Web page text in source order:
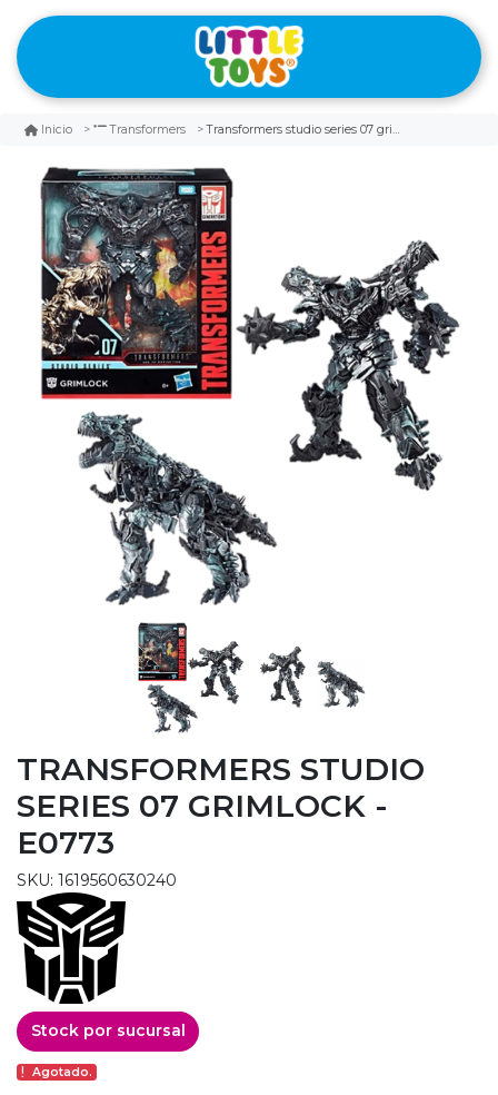
Inicio Transformers Transformers studio series 07 grimlock - e0773
TRANSFORMERS STUDIO
SERIES 07 GRIMLOCK -
E0773
SKU: 1619560630240
Stock por sucursal
Agotado.